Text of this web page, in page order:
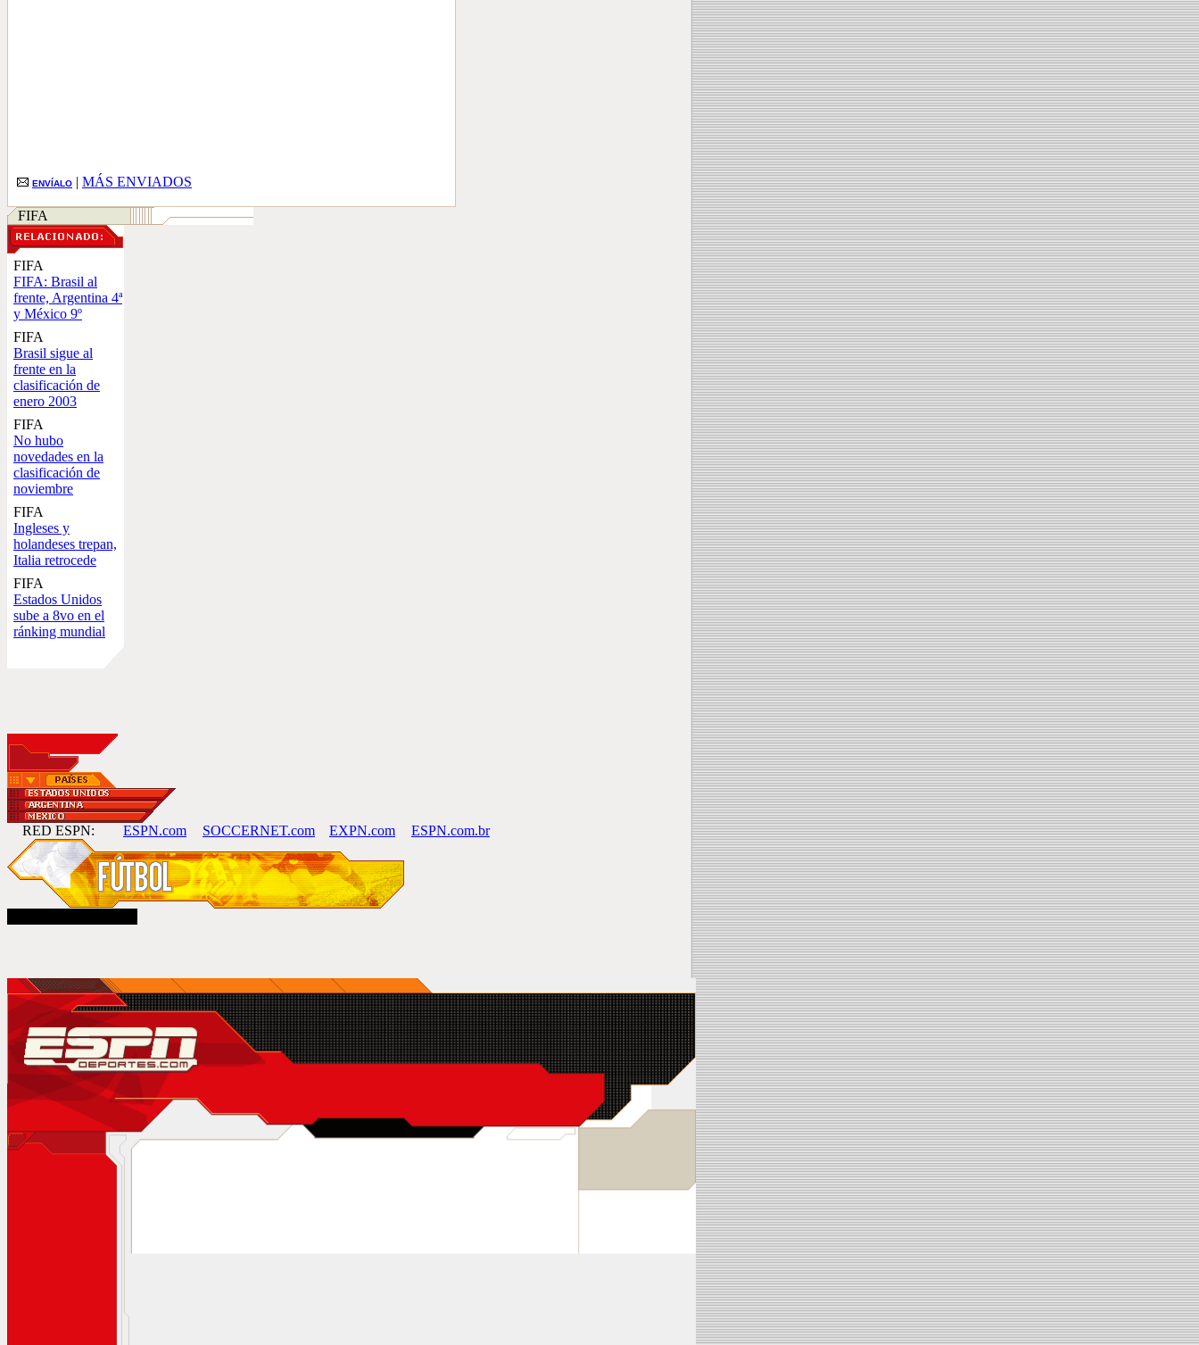
ENVÍALO | MÁS ENVIADOS
FIFA
FIFA
FIFA: Brasil al
frente, Argentina 4ª
y México 9º
FIFA
Brasil sigue al
frente en la
clasificación de
enero 2003
FIFA
No hubo
novedades en la
clasificación de
noviembre
FIFA
Ingleses y
holandeses trepan,
Italia retrocede
FIFA
Estados Unidos
sube a 8vo en el
ránking mundial
RED ESPN: ESPN.com SOCCERNET.com EXPN.com ESPN.com.br